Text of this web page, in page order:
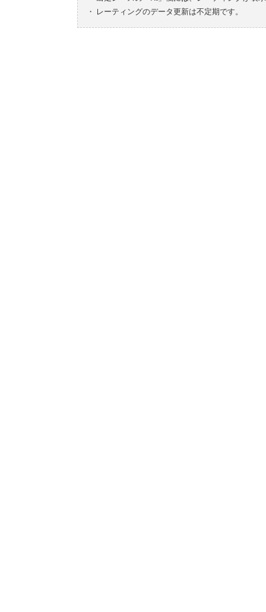
・
レーティングのデータ更新は不定期です。